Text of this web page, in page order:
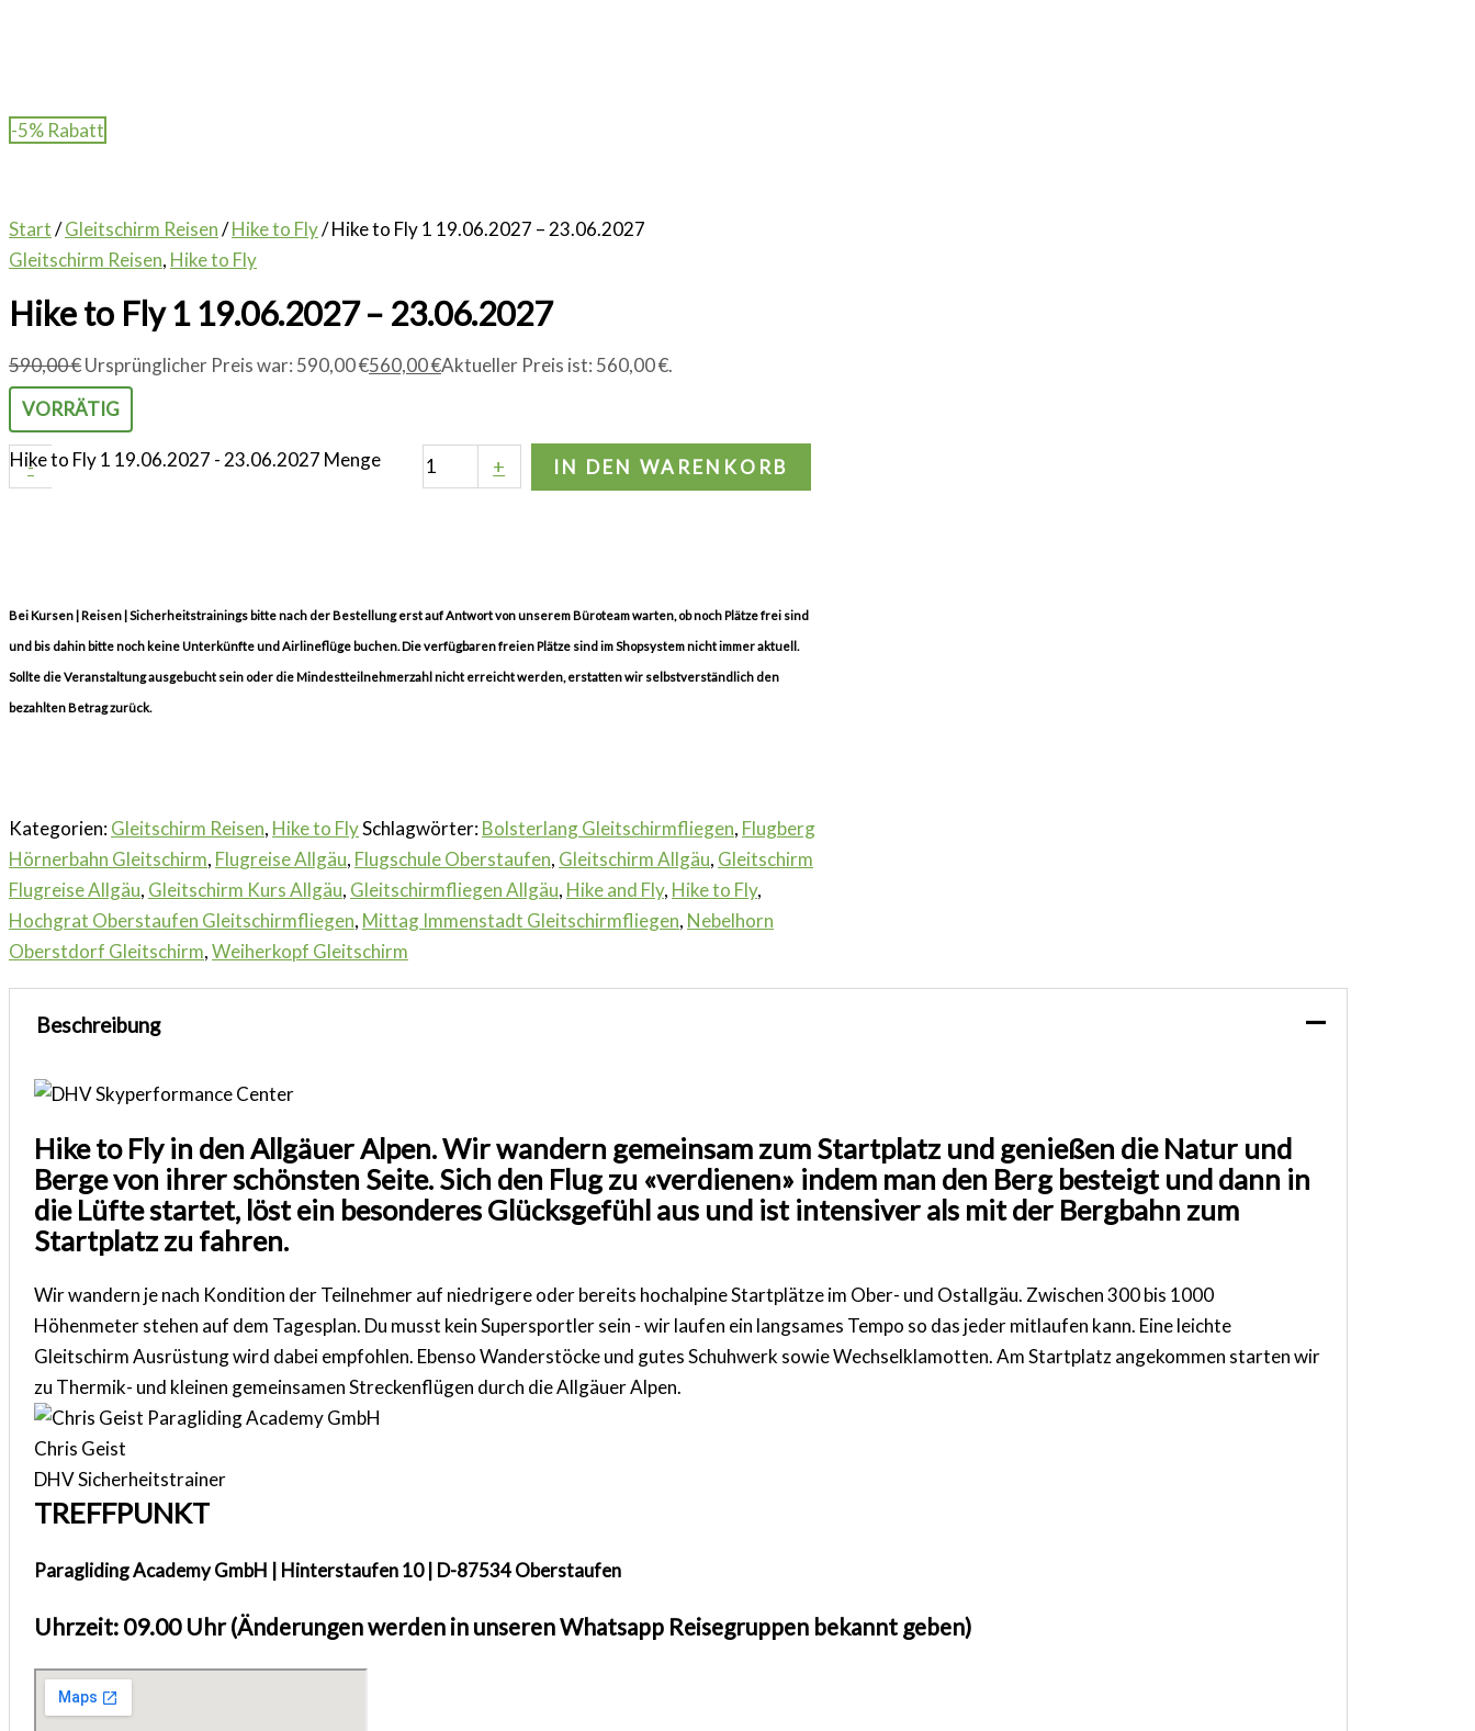
-5% Rabatt
Start/Gleitschirm Reisen/Hike to Fly/ Hike to Fly 1 19.06.2027 – 23.06.2027
Gleitschirm Reisen, Hike to Fly
Hike to Fly 1 19.06.2027 – 23.06.2027
590,00€Ursprünglicher Preis war: 590,00 €560,00€Aktueller Preis ist: 560,00 €.
VORRÄTIG
-
Hike to Fly 1 19.06.2027 - 23.06.2027 Menge + IN DEN WARENKORB
Bei Kursen | Reisen | Sicherheitstrainings bitte nach der Bestellung erst auf Antwort von unserem Büroteam warten, ob noch Plätze frei sind
und bis dahin bitte noch keine Unterkünfte und Airlineflüge buchen. Die verfügbaren freien Plätze sind im Shopsystem nicht immer aktuell.
Sollte die Veranstaltung ausgebucht sein oder die Mindestteilnehmerzahl nicht erreicht werden, erstatten wir selbstverständlich den
bezahlten Betrag zurück.
Kategorien:Gleitschirm Reisen, Hike to FlySchlagwörter:Bolsterlang Gleitschirmfliegen, Flugberg
Hörnerbahn Gleitschirm, Flugreise Allgäu, Flugschule Oberstaufen, Gleitschirm Allgäu, Gleitschirm
Flugreise Allgäu, Gleitschirm Kurs Allgäu, Gleitschirmfliegen Allgäu, Hike and Fly, Hike to Fly,
Hochgrat Oberstaufen Gleitschirmfliegen, Mittag Immenstadt Gleitschirmfliegen, Nebelhorn
Oberstdorf Gleitschirm,Weiherkopf Gleitschirm
Beschreibung
Hike to Fly in den Allgäuer Alpen. Wir wandern gemeinsam zum Startplatz und genießen die Natur und
Berge von ihrer schönsten Seite. Sich den Flug zu «verdienen» indem man den Berg besteigt und dann in
die Lüfte startet, löst ein besonderes Glücksgefühl aus und ist intensiver als mit der Bergbahn zum
Startplatz zu fahren.
Wir wandern je nach Kondition der Teilnehmer auf niedrigere oder bereits hochalpine Startplätze im Ober- und Ostallgäu. Zwischen 300 bis 1000
Höhenmeter stehen auf dem Tagesplan. Du musst kein Supersportler sein - wir laufen ein langsames Tempo so das jeder mitlaufen kann. Eine leichte
Gleitschirm Ausrüstung wird dabei empfohlen. Ebenso Wanderstöcke und gutes Schuhwerk sowie Wechselklamotten. Am Startplatz angekommen starten wir
zu Thermik- und kleinen gemeinsamen Streckenflügen durch die Allgäuer Alpen.
Chris Geist
DHV Sicherheitstrainer
TREFFPUNKT
Paragliding Academy GmbH | Hinterstaufen 10 | D-87534 Oberstaufen
Uhrzeit: 09.00 Uhr (Änderungen werden in unseren Whatsapp Reisegruppen bekannt geben)